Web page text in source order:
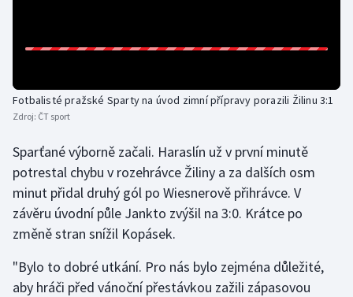
Jezdectví
Judo
Lezení
Lyže a snowboard
Moderní pětiboj
Motorsport
Fotbalisté pražské Sparty na úvod zimní přípravy porazili Žilinu 3:1
Zdroj: ČT sport
Sparťané výborně začali. Haraslín už v první minutě
potrestal chybu v rozehrávce Žiliny a za dalších osm
minut přidal druhý gól po Wiesnerově přihrávce. V
závěru úvodní půle Jankto zvýšil na 3:0. Krátce po
změně stran snížil Kopásek.
"Bylo to dobré utkání. Pro nás bylo zejména důležité,
aby hráči před vánoční přestávkou zažili zápasovou